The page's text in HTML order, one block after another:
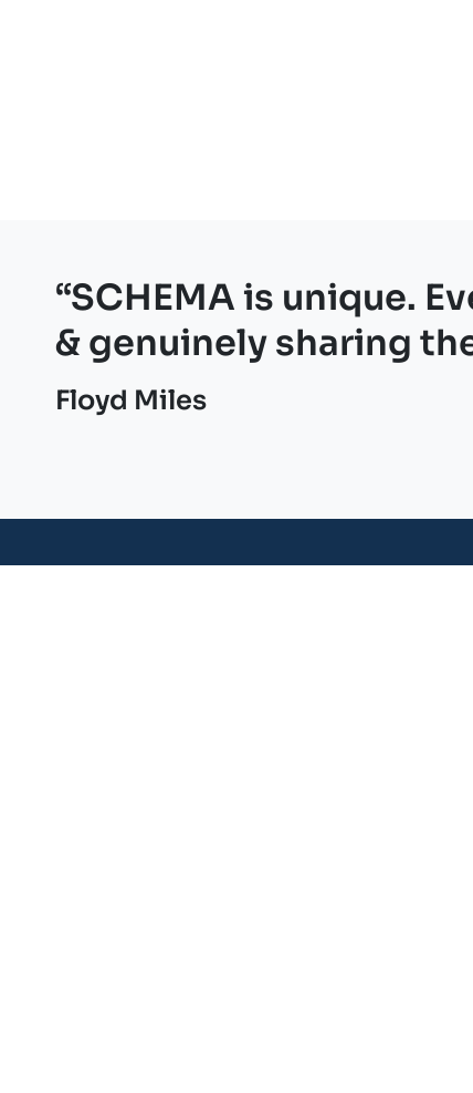
“SCHEMA is unique.
& genuinely sharing
Floyd Miles